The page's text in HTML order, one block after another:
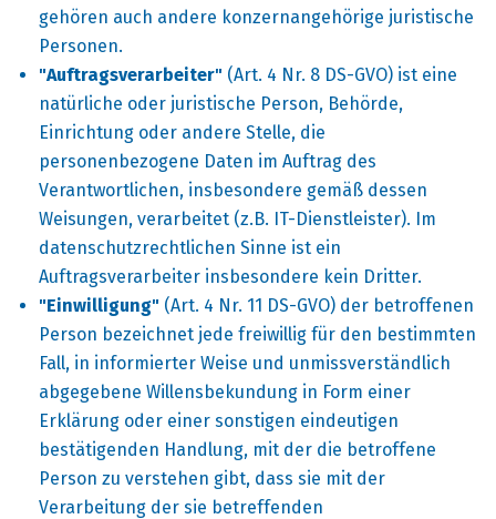
gehören auch andere konzernangehörige juristische
Personen.
"Auftragsverarbeiter" (Art. 4 Nr. 8 DS-GVO) ist eine
natürliche oder juristische Person, Behörde,
Einrichtung oder andere Stelle, die
personenbezogene Daten im Auftrag des
Verantwortlichen, insbesondere gemäß dessen
Weisungen, verarbeitet (z.B. IT-Dienstleister). Im
datenschutzrechtlichen Sinne ist ein
Auftragsverarbeiter insbesondere kein Dritter.
"Einwilligung" (Art. 4 Nr. 11 DS-GVO) der betroffenen
Person bezeichnet jede freiwillig für den bestimmten
Fall, in informierter Weise und unmissverständlich
abgegebene Willensbekundung in Form einer
Erklärung oder einer sonstigen eindeutigen
bestätigenden Handlung, mit der die betroffene
Person zu verstehen gibt, dass sie mit der
Verarbeitung der sie betreffenden